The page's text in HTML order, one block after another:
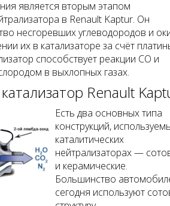
является вторым этапом
в Renault Kaptur. Он
несгоревших углеводородов и
их в катализаторе за счёт
способствует реакции СО и
в выхлопных газах.
Renault
Есть два основных типа
конструкций,
каталитических
нейтрализаторах —
и керамические.
Большинство
сегодня используют